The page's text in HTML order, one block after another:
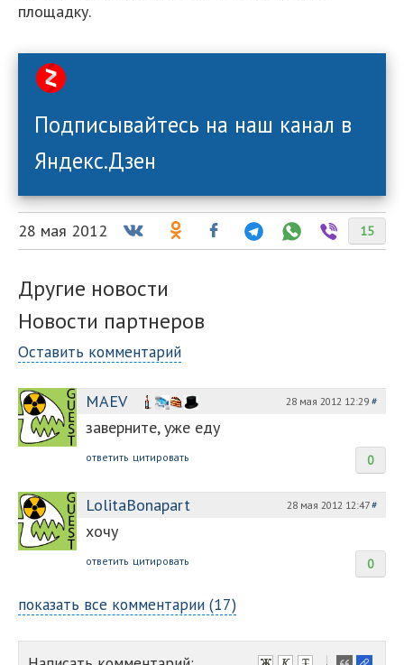
площадку.
Подписывайтесь на наш канал в
Яндекс.Дзен
15
28 мая 2012
Другие новости
Новости партнеров
Оставить комментарий
MAEV 28 мая 2012 12:29 #
заверните, уже еду
0
ответить цитировать
LolitaBonapart 28 мая 2012 12:47#
хочу
0
ответить цитировать
показать все комментарии (17)